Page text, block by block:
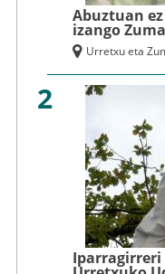
Abuztuan
izango
Urretxu eta
2
Iparragirreri